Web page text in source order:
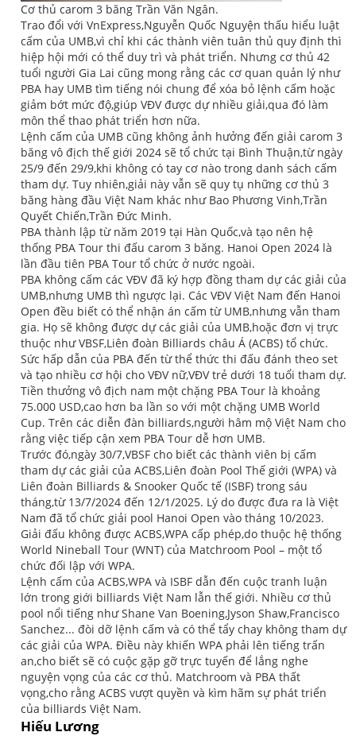
Cơ thủ carom 3 băng Trần Văn Ngân.
Trao đổi với VnExpress,Nguyễn Quốc Nguyện thấu hiểu luật
cấm của UMB,vì chỉ khi các thành viên tuân thủ quy định thì
hiệp hội mới có thể duy trì và phát triển. Nhưng cơ thủ 42
tuổi người Gia Lai cũng mong rằng các cơ quan quản lý như
PBA hay UMB tìm tiếng nói chung để xóa bỏ lệnh cấm hoặc
giảm bớt mức độ,giúp VĐV được dự nhiều giải,qua đó làm
môn thể thao phát triển hơn nữa.
Lệnh cấm của UMB cũng không ảnh hưởng đến giải carom 3
băng vô địch thế giới 2024 sẽ tổ chức tại Bình Thuận,từ ngày
25/9 đến 29/9,khi không có tay cơ nào trong danh sách cấm
tham dự. Tuy nhiên,giải này vẫn sẽ quy tụ những cơ thủ 3
băng hàng đầu Việt Nam khác như Bao Phương Vinh,Trần
Quyết Chiến,Trần Đức Minh.
PBA thành lập từ năm 2019 tại Hàn Quốc,và tạo nên hệ
thống PBA Tour thi đấu carom 3 băng. Hanoi Open 2024 là
lần đầu tiên PBA Tour tổ chức ở nước ngoài.
PBA không cấm các VĐV đã ký hợp đồng tham dự các giải của
UMB,nhưng UMB thì ngược lại. Các VĐV Việt Nam đến Hanoi
Open đều biết có thể nhận án cấm từ UMB,nhưng vẫn tham
gia. Họ sẽ không được dự các giải của UMB,hoặc đơn vị trực
thuộc như VBSF,Liên đoàn Billiards châu Á (ACBS) tổ chức.
Sức hấp dẫn của PBA đến từ thể thức thi đấu đánh theo set
và tạo nhiều cơ hội cho VĐV nữ,VĐV trẻ dưới 18 tuổi tham dự.
Tiền thưởng vô địch nam một chặng PBA Tour là khoảng
75.000 USD,cao hơn ba lần so với một chặng UMB World
Cup. Trên các diễn đàn billiards,người hâm mộ Việt Nam cho
rằng việc tiếp cận xem PBA Tour dễ hơn UMB.
Trước đó,ngày 30/7,VBSF cho biết các thành viên bị cấm
tham dự các giải của ACBS,Liên đoàn Pool Thế giới (WPA) và
Liên đoàn Billiards & Snooker Quốc tế (ISBF) trong sáu
tháng,từ 13/7/2024 đến 12/1/2025. Lý do được đưa ra là Việt
Nam đã tổ chức giải pool Hanoi Open vào tháng 10/2023.
Giải đấu không được ACBS,WPA cấp phép,do thuộc hệ thống
World Nineball Tour (WNT) của Matchroom Pool – một tổ
chức đối lập với WPA.
Lệnh cấm của ACBS,WPA và ISBF dẫn đến cuộc tranh luận
lớn trong giới billiards Việt Nam lẫn thế giới. Nhiều cơ thủ
pool nổi tiếng như Shane Van Boening,Jyson Shaw,Francisco
Sanchez... đòi dỡ lệnh cấm và có thể tẩy chay không tham dự
các giải của WPA. Điều này khiến WPA phải lên tiếng trấn
an,cho biết sẽ có cuộc gặp gỡ trực tuyến để lắng nghe
nguyện vọng của các cơ thủ. Matchroom và PBA thất
vọng,cho rằng ACBS vượt quyền và kìm hãm sự phát triển
của billiards Việt Nam.
Hiếu Lương